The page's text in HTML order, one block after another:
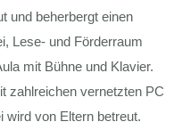
und beherbergt einen
Lese- und Förderraum
mit Bühne und Klavier.
zahlreichen vernetzten PC
wird von Eltern betreut.